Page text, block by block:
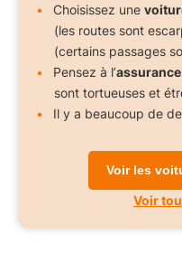
Choisissez une
(les routes sont
(certains passages
Pensez à l’
sont tortueuses et
Il y a beaucoup de
Voir les
Voir